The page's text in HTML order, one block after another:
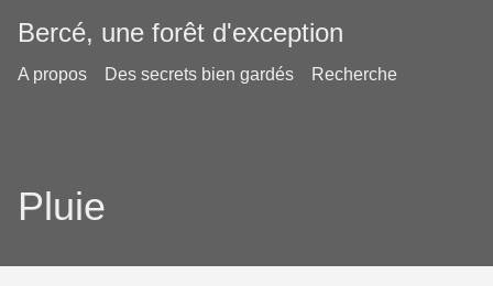
Bercé, une forêt d'exception
A propos Des secrets bien gardés Recherche
Pluie